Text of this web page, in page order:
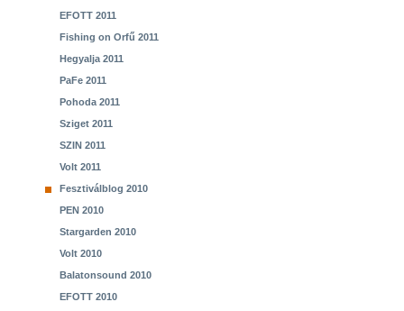
EFOTT 2011
Fishing on Orfű 2011
Hegyalja 2011
PaFe 2011
Pohoda 2011
Sziget 2011
SZIN 2011
Volt 2011
Fesztiválblog 2010
PEN 2010
Stargarden 2010
Volt 2010
Balatonsound 2010
EFOTT 2010